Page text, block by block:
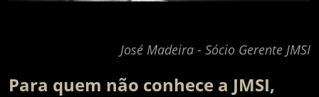
José Madeira - Sócio Gerente JMSI
Para quem não conhece a JMSI,